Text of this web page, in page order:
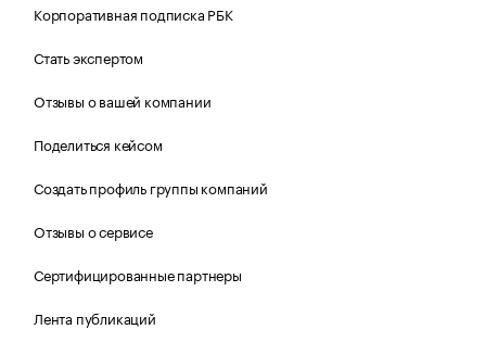
Корпоративная подписка РБК
Стать экспертом
Отзывы о вашей компании
Поделиться кейсом
Создать профиль группы компаний
Отзывы о сервисе
Сертифицированные партнеры
Лента публикаций